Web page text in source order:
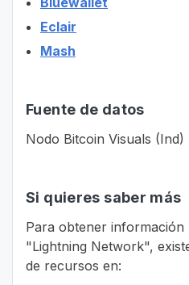
Eclair
Mash
Fuente de datos
Nodo Bitcoin Visuals (Ind)
Si quieres saber más
Para obtener información
"Lightning Network",
de recursos en: